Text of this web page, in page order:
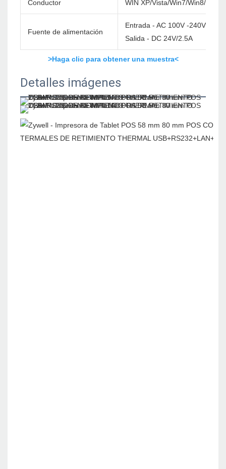
Conductor WIN XP/Vista/Win7/Win8/
Fuente de alimentación
Entrada - AC 100V -240V/60Hz
Salida - DC 24V/2.5A
>Haga clic para obtener una muestra<
Detalles imágenes